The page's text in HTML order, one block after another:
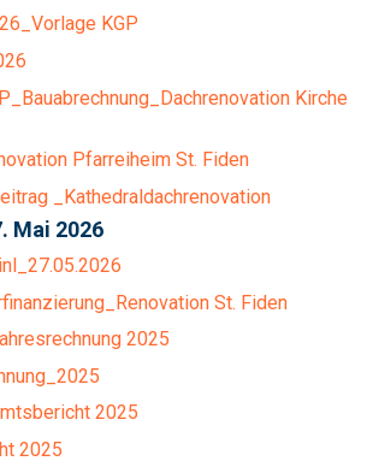
KGP
Kirche
Pfarreiheim St. Fiden
_Kathedraldachrenovation
Mai 2026
St. Fiden
2025
2025
2025